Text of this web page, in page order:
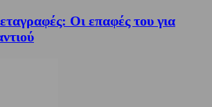
Οι επαφές του για